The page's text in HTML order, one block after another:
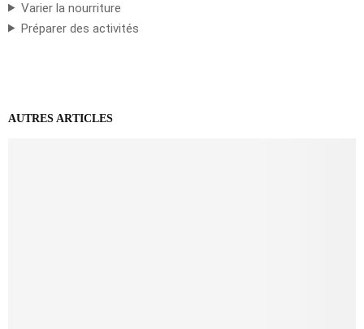
Varier la nourriture
Préparer des activités
AUTRES ARTICLES